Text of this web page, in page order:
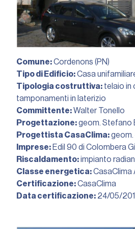
Comune:Cordenons (PN)
Tipo di Edificio:Casa
Tipologia costruttiva: telaio in
tamponamenti in laterizio
Committente:Walter Tonello
Progettazione:geom. Stefano
Progettista CasaClima:
Imprese: Edil 90 di Colombera
Riscaldamento:impianto
Classe energetica:CasaClima
Certificazione:CasaClima
Data certificazione: 24/05/